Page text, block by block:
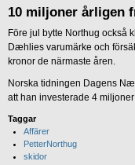
10 miljoner årligen
Före jul bytte Northug också
Dæhlies varumärke och
kronor de närmaste åren.
Norska tidningen Dagens
att han investerade 4
Taggar
Affärer
PetterNorthug
skidor